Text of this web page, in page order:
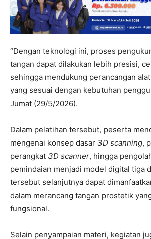
“Dengan teknologi ini, proses
tangan dapat dilakukan lebih presisi,
sehingga mendukung perancangan
yang sesuai dengan kebutuhan
Jumat (29/5/2026).
Dalam pelatihan tersebut, peserta
mengenai konsep dasar 3D scanning,
perangkat 3D scanner, hingga
pemindaian menjadi model digital tiga
tersebut selanjutnya dapat
dalam merancang tangan prostetik
fungsional.
Selain penyampaian materi, kegiatan